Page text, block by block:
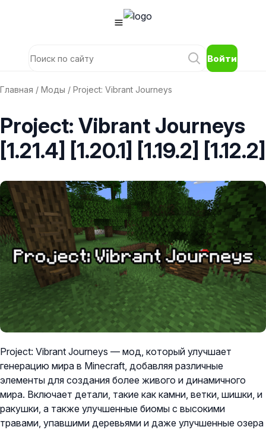
Войти
Главная / Моды / Project: Vibrant Journeys
Project: Vibrant Journeys
[1.21.4] [1.20.1] [1.19.2] [1.12.2]
Project: Vibrant Journeys — мод, который улучшает
генерацию мира в Minecraft, добавляя различные
элементы для создания более живого и динамичного
мира. Включает детали, такие как камни, ветки, шишки, и
ракушки, а также улучшенные биомы с высокими
травами, упавшими деревьями и даже улучшенные озера